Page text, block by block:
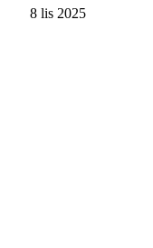
8 lis 2025